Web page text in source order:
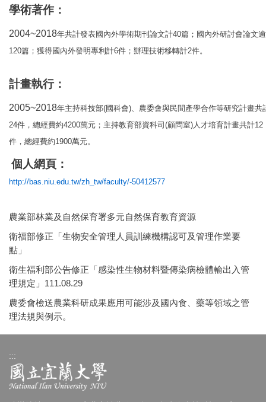
學術著作 ：
2004~2018年共計發表國內外學術期刊論文計40篇；國內外研討會論文逾
120篇；獲得國內外發明專利計6件；辦理技術移轉計2件。
計畫執行：
2005~2018年主持科技部(國科會)、 農委會與民間產學合作等研究計畫共
24件 ， 總經費約4200萬元；主持教育部資科司 (顧問室)人才培育計畫共計12
件 ， 總經費約1900萬元。
個人網頁：
http://bas.niu.edu.tw/zh_tw/faculty/-50412577
農業部林業及自然保育署多元自然保育教育資源
衛福部修正「生物安全管理人員訓練機構認可及管理作業要
點」
衛生福利部公告修正「感染性生物材料暨傳染病檢體輸出入管
理規定」111.08.29
農委會檢送農業科研成果應用可能涉及國內食、藥等領域之管
理法規與例示。
:::